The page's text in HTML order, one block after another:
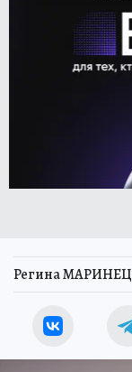
Регина МАРИНЕЦ